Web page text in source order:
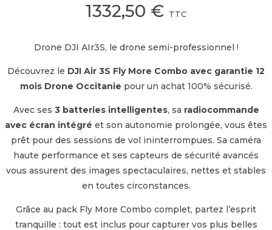
1332,50 € TTC
Drone DJI AIr3S, le drone semi-professionnel !
Découvrez le DJI Air 3S Fly More Combo avec garantie 12
mois Drone Occitanie pour un achat 100% sécurisé.
Avec ses 3 batteries intelligentes, sa radiocommande
avec écran intégré et son autonomie prolongée, vous êtes
prêt pour des sessions de vol ininterrompues. Sa caméra
haute performance et ses capteurs de sécurité avancés
vous assurent des images spectaculaires, nettes et stables
en toutes circonstances.
Grâce au pack Fly More Combo complet, partez l’esprit
tranquille : tout est inclus pour capturer vos plus belles